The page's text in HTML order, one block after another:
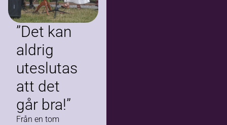
”Det kan
aldrig
uteslutas
att det
går bra!”
Från en tom